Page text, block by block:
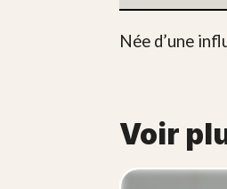
Née d’une
Voir